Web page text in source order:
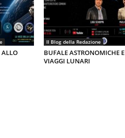
ALLO
Il Blog della Redazione
BUFALE ASTRONOMICHE E
VIAGGI LUNARI